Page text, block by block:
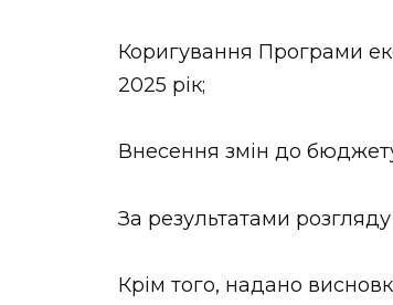
Коригування Програми
2025 рік;
Внесення змін до
За результатами
Крім того, надано